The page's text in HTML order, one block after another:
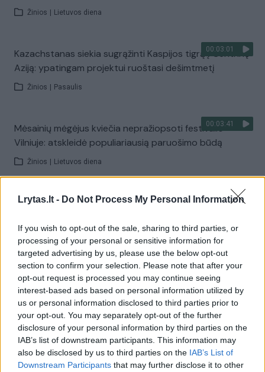
Lrytas.lt - Do Not Process My Personal Information
If you wish to opt-out of the sale, sharing to third parties, or
processing of your personal or sensitive information for
targeted advertising by us, please use the below opt-out
section to confirm your selection. Please note that after your
opt-out request is processed you may continue seeing
interest-based ads based on personal information utilized by
us or personal information disclosed to third parties prior to
your opt-out. You may separately opt-out of the further
disclosure of your personal information by third parties on the
IAB’s list of downstream participants. This information may
also be disclosed by us to third parties on the IAB’s List of
Downstream Participants that may further disclose it to other
Žinios Lietuvos diena
00:03:01
Kazachstanas siekia sugrąžinti Kaspijos tigrą į Centrinę
Aziją: ypatingam projektui ruoštasi dešimtmetį
Žinios Pasaulis
00:03:41
Mėsainių mėgėjus kviečia nepražiopsoti festivalio
Vilniuje: atskleidė populiariausią paruošimo būdą
Žinios Lietuvos diena
Visi įrašai
Žiūrimiausi įrašai
00:00:49
Pateikė daugiau detalių apie iš tėvų paimtus šešis
vaikus: jiems kilusi grėsmė
Lietuvos diena
00:00:30